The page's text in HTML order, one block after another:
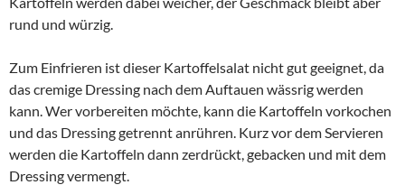
rund und würzig.
Zum Einfrieren ist dieser Kartoffelsalat nicht gut geeignet, da
das cremige Dressing nach dem Auftauen wässrig werden
kann. Wer vorbereiten möchte, kann die Kartoffeln vorkochen
und das Dressing getrennt anrühren. Kurz vor dem Servieren
werden die Kartoffeln dann zerdrückt, gebacken und mit dem
Dressing vermengt.